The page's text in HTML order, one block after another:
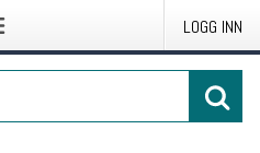
LOGG INN